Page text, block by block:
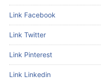
Link Facebook
Link Twitter
Link Pinterest
Link Linkedin